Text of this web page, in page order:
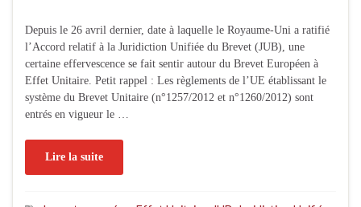
Depuis le 26 avril dernier, date à laquelle le Royaume-Uni a ratifié
l’Accord relatif à la Juridiction Unifiée du Brevet (JUB), une
certaine effervescence se fait sentir autour du Brevet Européen à
Effet Unitaire. Petit rappel : Les règlements de l’UE établissant le
système du Brevet Unitaire (n°1257/2012 et n°1260/2012) sont
entrés en vigueur le …
Lire la suite